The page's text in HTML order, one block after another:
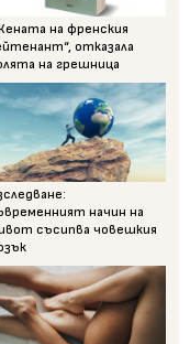
на френския
отказала
на грешница
начин на
съсипва човешкия